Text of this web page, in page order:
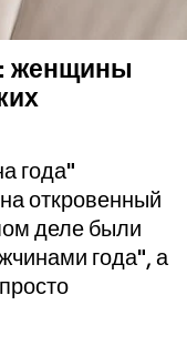
женщины
года"
откровенный
деле были
года", а